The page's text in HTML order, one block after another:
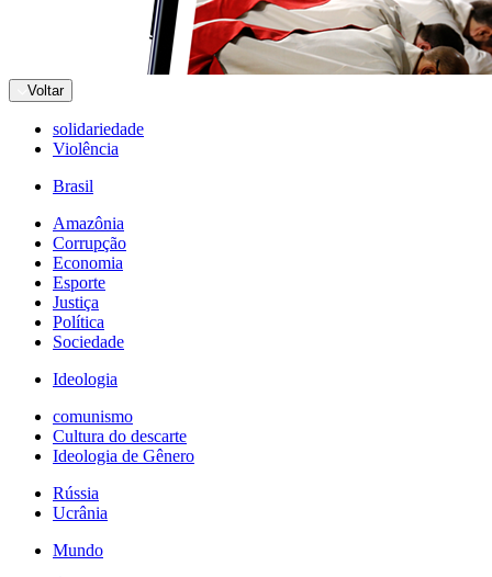
Voltar
solidariedade
Violência
Brasil
Amazônia
Corrupção
Economia
Esporte
Justiça
Política
Sociedade
Ideologia
comunismo
Cultura do descarte
Ideologia de Gênero
Rússia
Ucrânia
Mundo